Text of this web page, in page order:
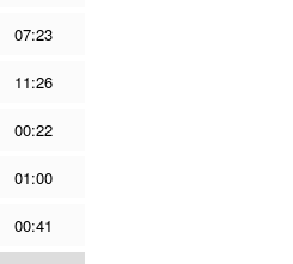
07:23
11:26
00:22
01:00
00:41